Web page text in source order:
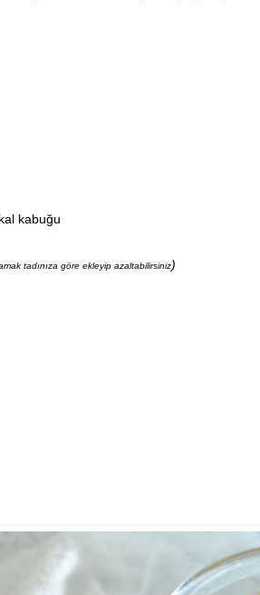
kabuğu
tadınıza göre ekleyip azaltabilirsiniz)